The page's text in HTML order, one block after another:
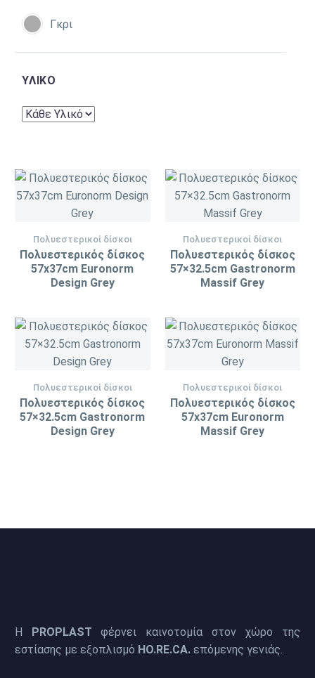
Γκρι
ΥΛΙΚΌ
Πολυεστερικοί δίσκοι
Πολυεστερικός δίσκος
57x37cm Euronorm
Design Grey
Πολυεστερικοί δίσκοι
Πολυεστερικός δίσκος
57×32.5cm Gastronorm
Massif Grey
Πολυεστερικοί δίσκοι
Πολυεστερικός δίσκος
57×32.5cm Gastronorm
Design Grey
Πολυεστερικοί δίσκοι
Πολυεστερικός δίσκος
57x37cm Euronorm
Massif Grey
Η PROPLAST φέρνει καινοτομία στον χώρο της
εστίασης με εξοπλισμό HO.RE.CA. επόμενης γενιάς.